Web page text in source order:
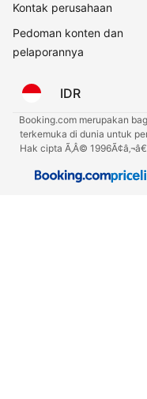
Kontak perusahaan
Pedoman konten dan
pelaporannya
IDR
Booking.com merupakan
terkemuka di dunia untuk
Hak cipta Ã‚Â©